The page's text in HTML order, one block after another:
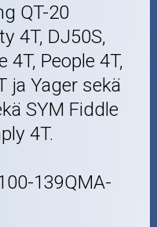
QT-20
4T, DJ50S,
4T, People 4T,
ja Yager sekä
SYM Fiddle
4T.
139QMA-